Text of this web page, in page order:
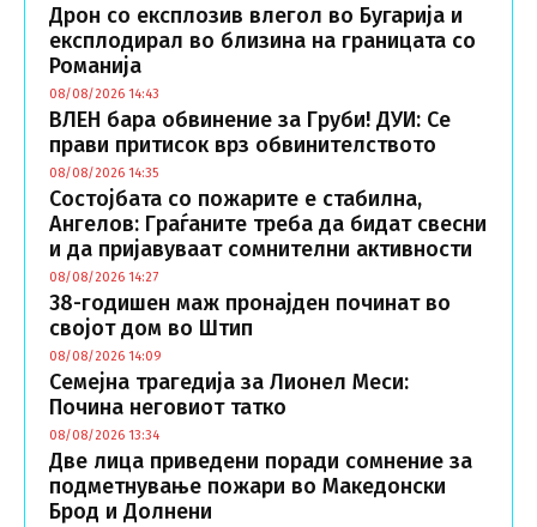
Дрон со експлозив влегол во Бугарија и
експлодирал во близина на границата со
Романија
08/08/2026 14:43
ВЛЕН бара обвинение за Груби! ДУИ: Се
прави притисок врз обвинителството
08/08/2026 14:35
Состојбата со пожарите е стабилна,
Ангелов: Граѓаните треба да бидат свесни
и да пријавуваат сомнителни активности
08/08/2026 14:27
38-годишен маж пронајден починат во
својот дом во Штип
08/08/2026 14:09
Семејна трагедија за Лионел Меси:
Почина неговиот татко
08/08/2026 13:34
Две лица приведени поради сомнение за
подметнување пожари во Македонски
Брод и Долнени